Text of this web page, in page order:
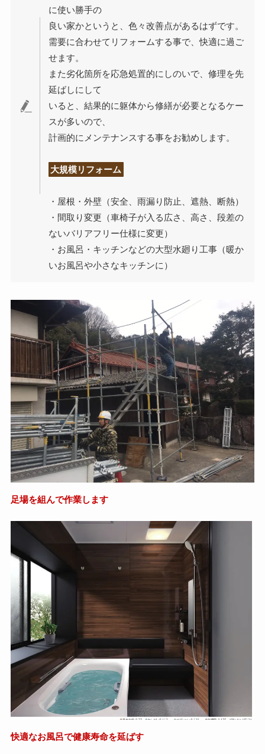
に使い勝手の
良い家かというと、色々改善点があるはずです。
需要に合わせてリフォームする事で、快適に過ご
せます。
また劣化箇所を応急処置的にしのいで、修理を先
延ばしにして
いると、結果的に躯体から修繕が必要となるケー
スが多いので、
計画的にメンテナンスする事をお勧めします。
大規模リフォーム
・屋根・外壁（安全、雨漏り防止、遮熱、断熱）
・間取り変更（車椅子が入る広さ、高さ、段差の
ないバリアフリー仕様に変更）
・お風呂・キッチンなどの大型水廻り工事（暖か
いお風呂や小さなキッチンに）
足場を組んで作業します
快適なお風呂で健康寿命を延ばす